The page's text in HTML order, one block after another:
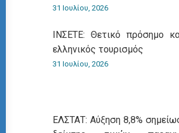
31 Ιουλίου, 2026
ΙΝΣΕΤΕ: Θετικό πρόσημο
ελληνικός τουρισμός
31 Ιουλίου, 2026
ΕΛΣΤΑΤ: Αύξηση 8,8%